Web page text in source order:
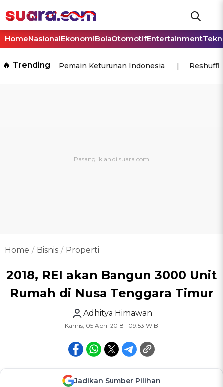
HomeNasionalEkonomiBolaOtomotifEntertainment
🔥 Trending Pemain Keturunan Indonesia
Home Bisnis Properti
2018, REI akan Bangun 3000 Unit
Rumah di Nusa Tenggara Timur
Adhitya Himawan
Kamis, 05 April 2018 | 09:53 WIB
Jadikan Sumber Pilihan